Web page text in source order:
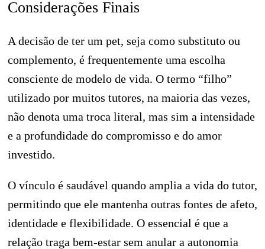
Considerações Finais
A decisão de ter um pet, seja como substituto ou
complemento, é frequentemente uma escolha
consciente de modelo de vida. O termo “filho”
utilizado por muitos tutores, na maioria das vezes,
não denota uma troca literal, mas sim a intensidade
e a profundidade do compromisso e do amor
investido.
O vínculo é saudável quando amplia a vida do tutor,
permitindo que ele mantenha outras fontes de afeto,
identidade e flexibilidade. O essencial é que a
relação traga bem-estar sem anular a autonomia